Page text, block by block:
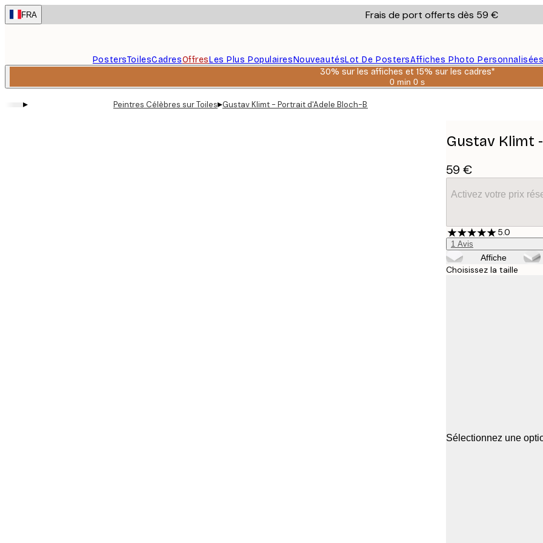
Skip
to
FRA Frais de port offerts dès 59 €
PostersToilesCadresOffresLes Plus PopulairesNouveautésLot De PostersAffiches Photo
30% sur les affiches et 15% sur les cadres*
0 min 0 s
Valable
▸ Peintres Célèbres sur Toiles▸Gustav Klimt - Portrait d'Adele Bloch-Bauer I Toile
Gustav Klimt
59 €
Activez votre prix
5.0
1 Avis
Affiche
Choisissez la taille
Sélectionnez une